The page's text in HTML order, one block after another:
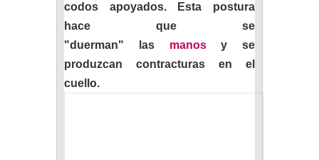
codos apoyados. Esta postura
hace que se
"duerman" las manosy se
produzcan contracturas en el
cuello.